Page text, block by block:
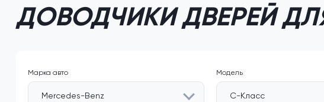
ДОВОДЧИКИ ДВЕРЕЙ ДЛЯ
Марка авто
Mercedes-Benz
Модель
C-Класс